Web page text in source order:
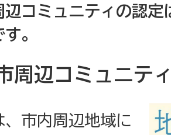
辺コミュニティの認
。
周辺コミュニテ
、市内周辺地域に